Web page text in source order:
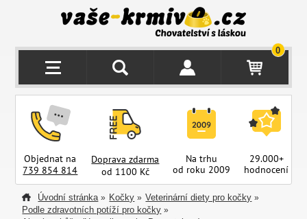
0
Objednat na
739 854 814
Doprava zdarma
od 1100 Kč
Na trhu
od roku 2009
29.000+
hodnocení
Úvodní stránka » Kočky » Veterinární diety pro kočky »
Podle zdravotních potíží pro kočky »